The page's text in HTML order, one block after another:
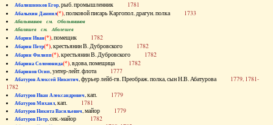
Абалишников Егор, рыб. промышленник 1781
Абалыхин Даниил(*), полковой писарь Каргопол. драгун. полка 1733
Абальянинов см. Обольянинов
Абаляшев см. Аболешев
Абарин Иван(*), помещик 1782
Абарин Петр(*), крестьянин В. Дубровского 1782
Абарин Филипп(*), крестьянин В. Дубровского 1782
Абарина Соломонида(*), вдова, помещица 1782
Абаринов Осип, унтер-лейт. флота 1777
Абатуров Алексей Никитич, фурьер лейб-гв. Преображ. полка, сын Н.В. Абатурова 1779, 1781-
1782
Абатуров Иван Александрович, кап. 1779
Абатуров Михаил, кап. 1781
Абатуров Никита Васильевич, майор 1779
Абатуров Петр, сек.-майор 1782